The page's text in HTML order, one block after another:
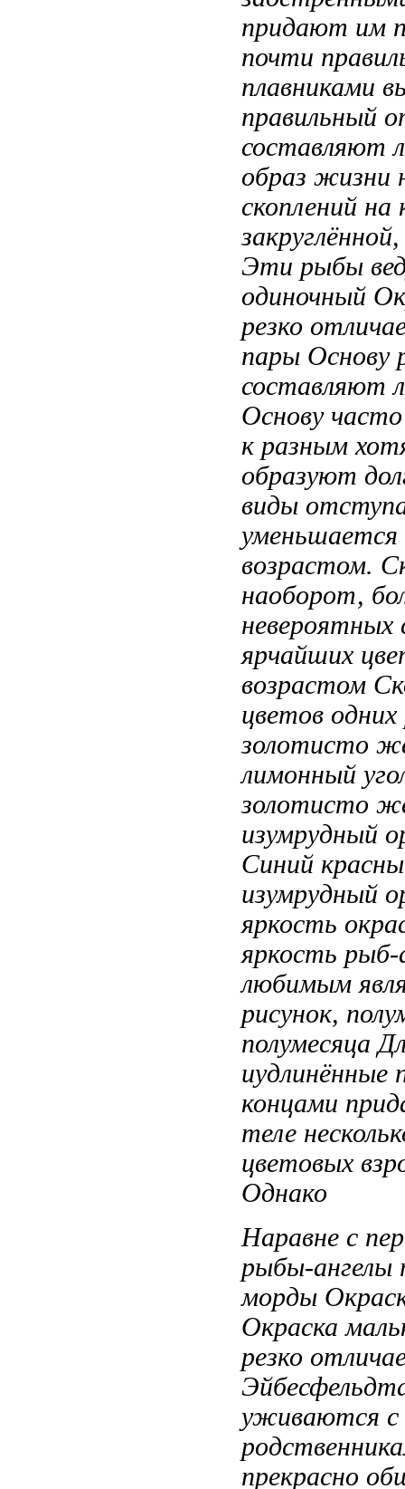
придают им
почти
плавниками
правильный
составляют
образ жизни
скоплений на
Эти рыбы
одиночный
резко
пары Основу
составляют
Основу
к разным
образуют
виды
возрастом.
наоборот,
невероятных
ярчайших
возрастом
цветов
золотисто
лимонный
золотисто
изумрудный
Синий
изумрудный
яркость
яркость рыб-
любимым
рисунок,
полумесяца
иудлинённые
концами
теле
цветовых
Однако
Наравне с
рыбы-ангелы
морды
Окраска
резко
уживаются с
прекрасно